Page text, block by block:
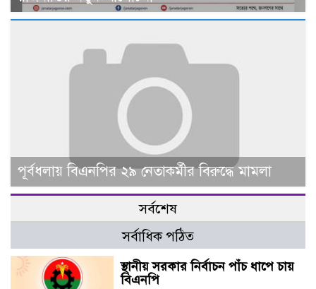
পূর্বধলায় বিএনপির ২৯ নেতাকর্মীর বিরুদ্ধে মামলা
সর্বশেষ
সর্বাধিক পঠিত
স্থানীয় সরকার নির্বাচন পাঁচ ধাপে চায়
বিএনপি